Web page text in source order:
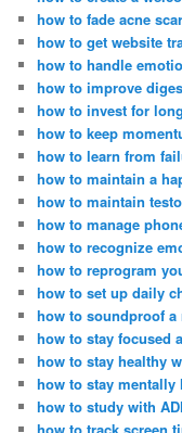
how to fade acne
how to get website
how to handle
how to improve
how to invest for
how to keep
how to learn from
how to maintain a
how to maintain
how to manage
how to recognize
how to reprogram
how to set up daily
how to soundproof a
how to stay focused
how to stay healthy
how to stay mentally
how to study with